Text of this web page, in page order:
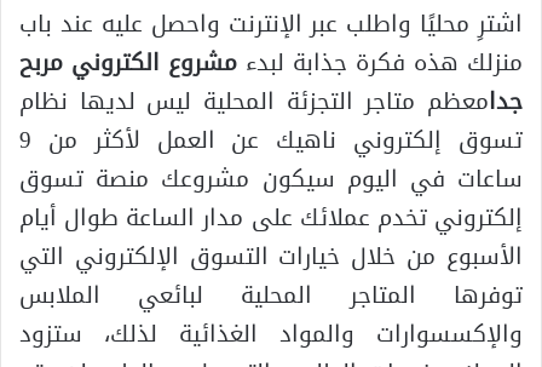
اشترِ محليًا واطلب عبر الإنترنت واحصل عليه عند باب
منزلك هذه فكرة جذابة لبدء مشروع الكتروني مربح
جدامعظم متاجر التجزئة المحلية ليس لديها نظام
تسوق إلكتروني ناهيك عن العمل لأكثر من 9
ساعات في اليوم سيكون مشروعك منصة تسوق
إلكتروني تخدم عملائك على مدار الساعة طوال أيام
الأسبوع من خلال خيارات التسوق الإلكتروني التي
توفرها المتاجر المحلية لبائعي الملابس
والإكسسوارات والمواد الغذائية لذلك، ستزود